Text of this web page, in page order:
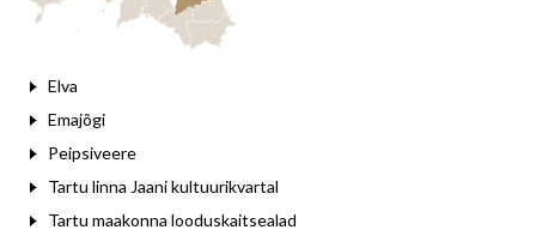
Elva
Emajõgi
Peipsiveere
Tartu linna Jaani kultuurikvartal
Tartu maakonna looduskaitsealad